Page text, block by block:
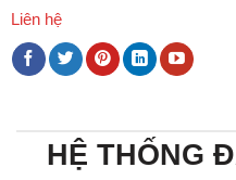
Liên hệ
HỆ THỐNG